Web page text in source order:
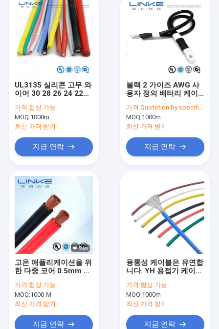
회사 소개
공장 투어
품질 관리
뉴스
모든 케이스
UL3135 실리콘 고무 와
이어 30 28 26 24 22
AWG 단열 부드러운 구
리 전자 LED 램프 조명
케이블
가격:협상 가능
MOQ:1000m
최신 가격 받기
지금 연락
블랙 2 가이즈 AWG 사
용자 정의 배터리 케이
구리 유선
가격:Quotation by specification
MOQ:1000m
최신 가격 받기
지금 연락
고온 애플리케이션을 위
한 다중 코어 0.5mm 유
가격:협상 가능
MOQ:1000 Ｍ
최신 가격 받기
지금 연락
융통성 케이블은 유연합
니다. YH 용접기 케이블
케이블입니다.
가격:협상 가능
MOQ:1000m
최신 가격 받기
지금 연락